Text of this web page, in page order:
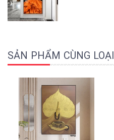
SẢN PHẨM CÙNG LOẠI